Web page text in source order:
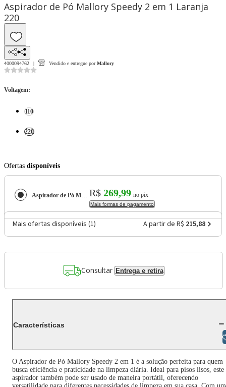
Aspirador de Pó Mallory Speedy 2 em 1 Laranja
220
4000094762 Vendido e entregue por Mallory
Voltagem:
110
220
Ofertas disponíveis
Aspirador de Pó Mallory Speedy 2 em 1 Laranja R$ 269,99 no pix
Mais formas de pagamento
Mais ofertas disponíveis (1) A partir de R$ 215,88
Consultar Entrega e retira
Características
O Aspirador de Pó Mallory Speedy 2 em 1 é a solução perfeita para quem
busca eficiência e praticidade na limpeza diária. Ideal para pisos lisos, este
aspirador também pode ser usado de maneira portátil, oferecendo